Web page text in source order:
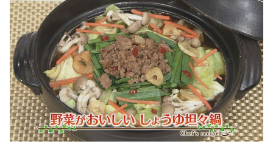
c
e
b
o
o
k
e
n
a
ck
et
e
er
e
st